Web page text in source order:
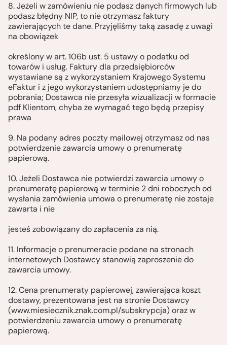
8. Jeżeli w zamówieniu nie podasz danych firmowych lub
podasz błędny NIP, to nie otrzymasz faktury
zawierających te dane. Przyjęliśmy taką zasadę z uwagi
na obowiązek
określony w art. 106b ust. 5 ustawy o podatku od
towarów i usług. Faktury dla przedsiębiorców
wystawiane są z wykorzystaniem Krajowego Systemu
eFaktur i z jego wykorzystaniem udostępniamy je do
pobrania; Dostawca nie przesyła wizualizacji w formacie
pdf Klientom, chyba że wymagać tego będą przepisy
prawa
9. Na podany adres poczty mailowej otrzymasz od nas
potwierdzenie zawarcia umowy o prenumeratę
papierową.
10. Jeżeli Dostawca nie potwierdzi zawarcia umowy o
prenumeratę papierową w terminie 2 dni roboczych od
wysłania zamówienia umowa o prenumeratę nie zostaje
zawarta i nie
jesteś zobowiązany do zapłacenia za nią.
11. Informacje o prenumeracie podane na stronach
internetowych Dostawcy stanowią zaproszenie do
zawarcia umowy.
12. Cena prenumeraty papierowej, zawierająca koszt
dostawy, prezentowana jest na stronie Dostawcy
(www.miesiecznik.znak.com.pl/subskrypcja) oraz w
potwierdzeniu zawarcia umowy o prenumeratę
papierową.